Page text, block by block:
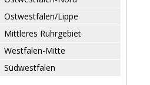
Ostwestfalen/Lippe
Mittleres Ruhrgebiet
Westfalen-Mitte
Südwestfalen